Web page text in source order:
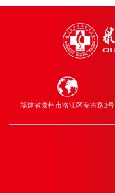
福建省泉州市洛江区安吉路2号